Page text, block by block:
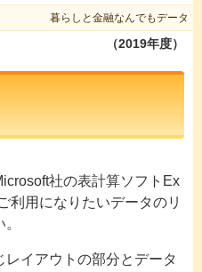
暮らしと金融なんでもデータ
（2019年度）
社の表計算ソフトEx
利用になりたいデータのリ
イアウトの部分とデータ